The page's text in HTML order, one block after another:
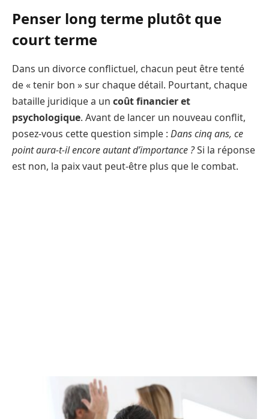
Penser long terme plutôt que
court terme
Dans un divorce conflictuel, chacun peut être tenté
de « tenir bon » sur chaque détail. Pourtant, chaque
bataille juridique a un coût financier et
psychologique. Avant de lancer un nouveau conflit,
posez-vous cette question simple : Dans cinq ans, ce
point aura-t-il encore autant d’importance ?Si la réponse
est non, la paix vaut peut-être plus que le combat.